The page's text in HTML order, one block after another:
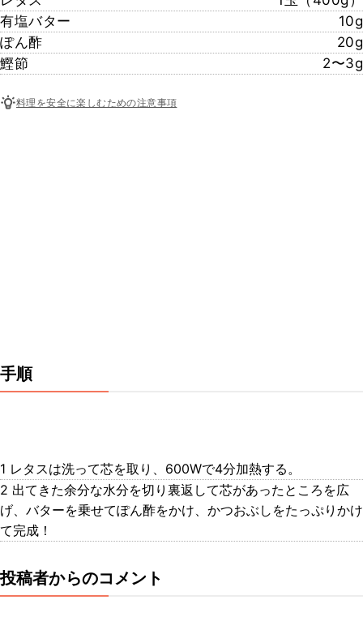
有塩バター
10g
ぽん酢
20g
鰹節
2〜3g
料理を安全に楽しむための注意事項
手順
1 レタスは洗って芯を取り、600Wで4分加熱する。
2 出てきた余分な水分を切り裏返して芯があったところを広
げ、バターを乗せてぽん酢をかけ、かつおぶしをたっぷりかけ
て完成！
投稿者からのコメント